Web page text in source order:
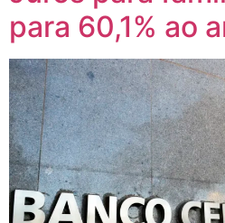
para 60,1% ao